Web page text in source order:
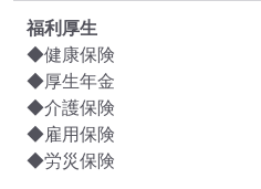
福利厚生
◆健康保険
◆厚生年金
◆介護保険
◆雇用保険
◆労災保険